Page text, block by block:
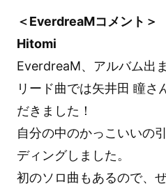
＜EverdreaMコメント＞
Hitomi
EverdreaM、アルバム出
リード曲では矢井田 瞳さ
だきました！
自分の中のかっこいいの
ディングしました。
初のソロ曲もあるので、